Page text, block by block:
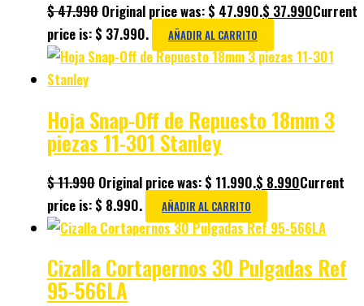
$47.990 Original price was: $ 47.990.$ 37.990Current
price is: $ 37.990.
AÑADIR AL CARRITO
Hoja Snap-Off de Repuesto 18mm 3
piezas 11-301 Stanley
$11.990 Original price was: $ 11.990.$ 8.990Current
price is: $ 8.990.
AÑADIR AL CARRITO
Cizalla Cortapernos 30 Pulgadas Ref
95-566LA